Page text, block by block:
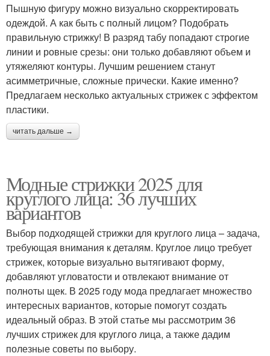
Пышную фигуру можно визуально скорректировать
одеждой. А как быть с полный лицом? Подобрать
правильную стрижку! В разряд табу попадают строгие
линии и ровные срезы: они только добавляют объем и
утяжеляют контуры. Лучшим решением станут
асимметричные, сложные прически. Какие именно?
Предлагаем несколько актуальных стрижек с эффектом
пластики.
читать дальше →
Модные стрижки 2025 для
круглого лица: 36 лучших
вариантов
Выбор подходящей стрижки для круглого лица – задача,
требующая внимания к деталям. Круглое лицо требует
стрижек, которые визуально вытягивают форму,
добавляют угловатости и отвлекают внимание от
полноты щек. В 2025 году мода предлагает множество
интересных вариантов, которые помогут создать
идеальный образ. В этой статье мы рассмотрим 36
лучших стрижек для круглого лица, а также дадим
полезные советы по выбору.